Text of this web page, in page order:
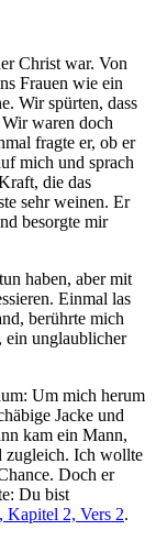
Christ war. Von
Frauen wie ein
Wir spürten, dass
waren doch
fragte er, ob er
mich und sprach
die das
sehr weinen. Er
besorgte mir
haben, aber mit
Einmal las
berührte mich
ein unglaublicher
Um mich herum
Jacke und
kam ein Mann,
zugleich. Ich wollte
Doch er
Du bist
Kapitel 2, Vers 2.